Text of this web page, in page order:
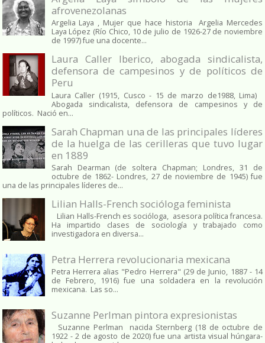
afrovenezolanas
Argelia Laya , Mujer que hace historia Argelia Mercedes
Laya López (Río Chico, 10 de julio de 1926-27 de noviembre
de 1997) fue una docente...
Laura Caller Iberico, abogada sindicalista,
defensora de campesinos y de políticos de
Peru
Laura Caller (1915, Cusco - 15 de marzo de1988, Lima)
Abogada sindicalista, defensora de campesinos y de
políticos. Nació en...
Sarah Chapman una de las principales líderes
de la huelga de las cerilleras que tuvo lugar
en 1889
Sarah Dearman (de soltera Chapman; Londres, 31 de
octubre de 1862​- Londres, 27 de noviembre de 1945)​ fue
una de las principales líderes de...
Lilian Halls-French socióloga feminista
Lilian Halls-French es socióloga, asesora política francesa.
Ha impartido clases de sociología y trabajado como
investigadora en diversa...
Petra Herrera revolucionaria mexicana
Petra Herrera alias "Pedro Herrera" (29 de Junio, 1887 - 14
de Febrero, 1916) fue una soldadera en la revolución
mexicana. Las so...
Suzanne Perlman pintora expresionistas
Suzanne Perlman nacida Sternberg (18 de octubre de
1922 - 2 de agosto de 2020) fue una artista visual húngara-